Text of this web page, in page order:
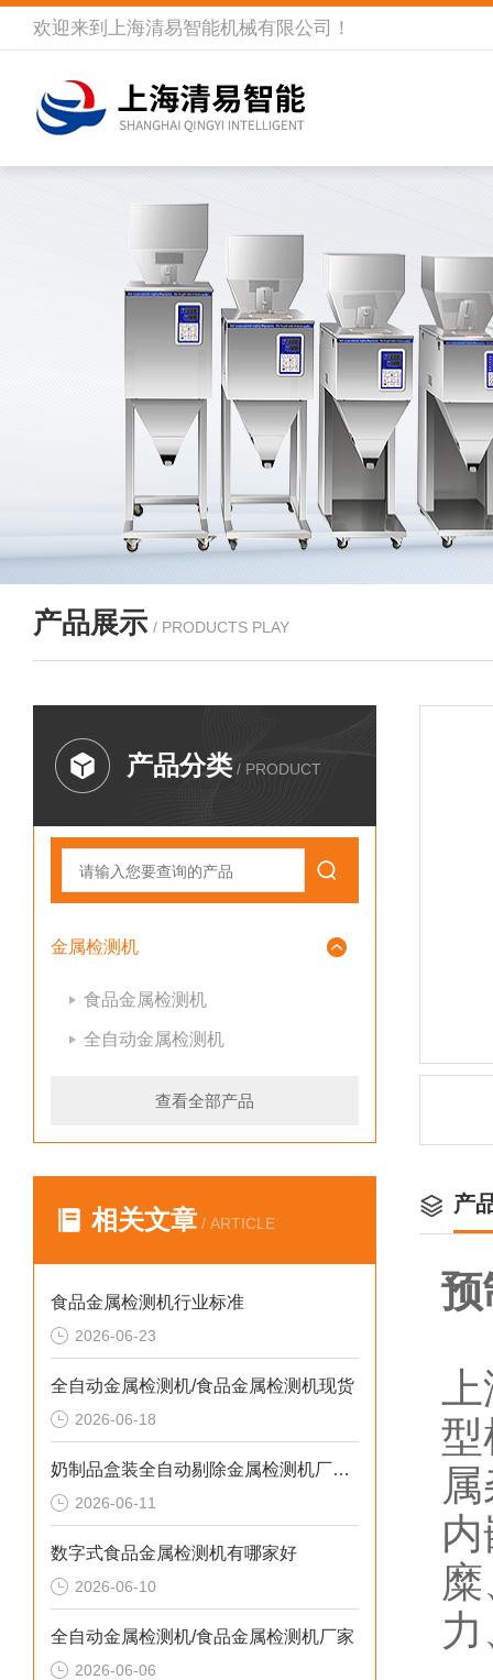
欢迎来到 上海清易智能机械有限公司 ！
产品展示 / PRODUCTS PLAY
产品分类 / PRODUCT
金属检测机
食品金属检测机
全自动金属检测机
查看全部产品
相关文章 / ARTICLE
食品金属检测机行业标准
2026-06-23
全自动金属检测机/食品金属检测机现货
2026-06-18
奶制品盒装全自动剔除金属检测机厂家生产
2026-06-11
数字式食品金属检测机有哪家好
2026-06-10
全自动金属检测机/食品金属检测机厂家
2026-06-06
产
预
型